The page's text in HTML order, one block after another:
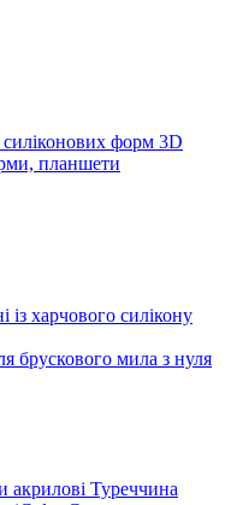
форм 3D
планшети
із харчового силікону
брускового мила з нуля
акрилові Туреччина